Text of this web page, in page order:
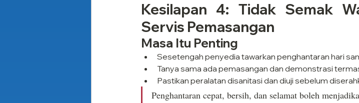
Kesilapan 4: Tidak Semak
Servis Pemasangan
Masa Itu Penting
Sesetengah penyedia tawarkan penghantaran hari
Tanya sama ada pemasangan dan demonstrasi
Pastikan peralatan disanitasi dan diuji sebelum
Penghantaran cepat, bersih, dan selamat boleh